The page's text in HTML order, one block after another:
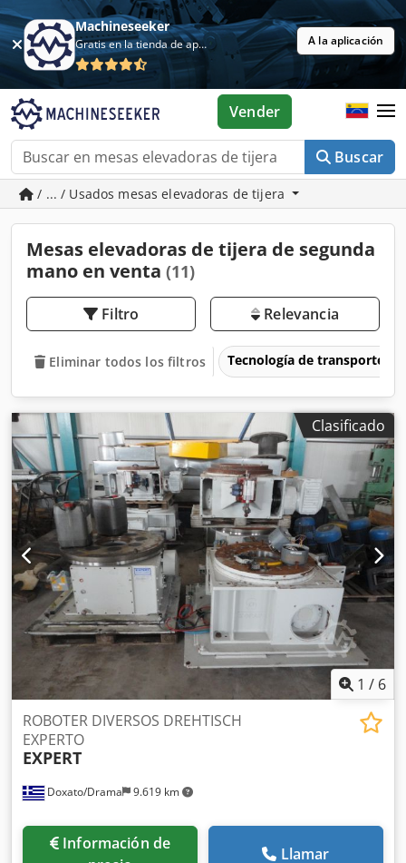
Machineseeker
Gratis en la tienda de aplicaciones A la aplicación
Buscar
Vender
/ ... / Usados mesas elevadoras de tijera
Mesas elevadoras de tijera de segunda
mano en venta (11)
Filtro Relevancia
Eliminar todos los filtros Tecnología de transporte
Clasificado
1 / 6
Doxato/Drama 9.619 km
ROBOTER DIVERSOS DREHTISCH
EXPERTO
EXPERT
Información de
Llamar